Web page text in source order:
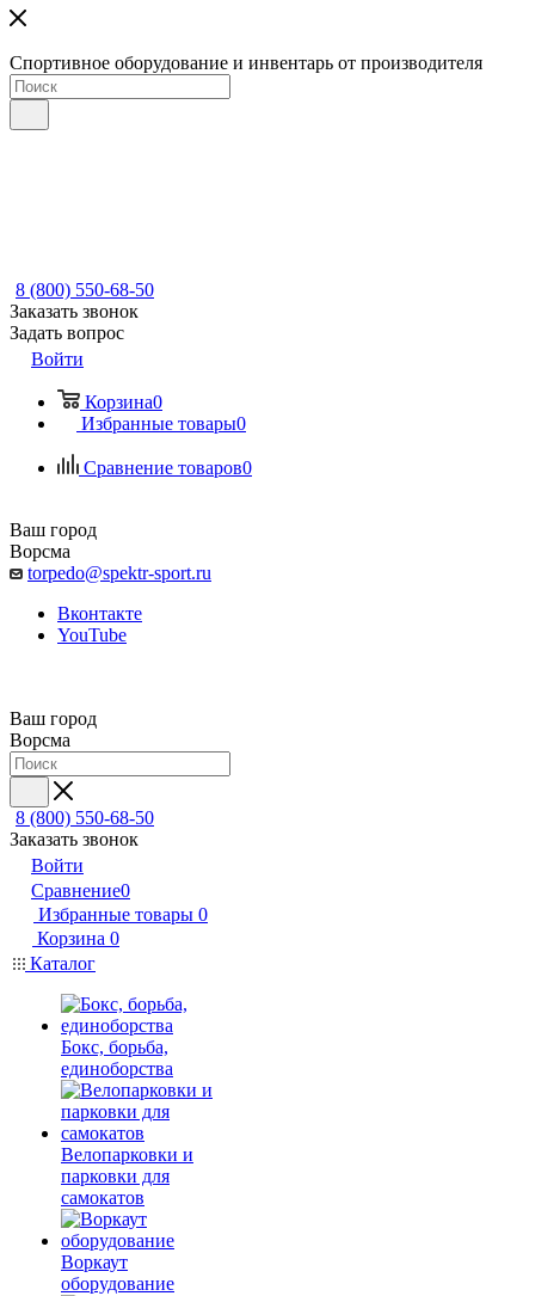
Спортивное оборудование и инвентарь от производителя
8 (800) 550-68-50
Заказать звонок
Задать вопрос
Войти
Корзина0
Избранные товары0
Сравнение товаров0
Ваш город
Ворсма
torpedo@spektr-sport.ru
Вконтакте
YouTube
Ваш город
Ворсма
8 (800) 550-68-50
Заказать звонок
Войти
Сравнение0
Избранные товары 0
Корзина 0
Каталог
Бокс, борьба,
единоборства
Велопарковки и
парковки для
самокатов
Воркаут
оборудование